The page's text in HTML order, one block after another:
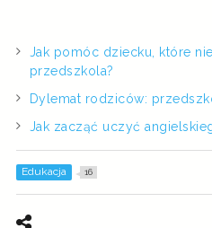
Jak pomóc dziecku, które
przedszkola?
Dylemat rodziców:
Jak zacząć uczyć
Edukacja 16